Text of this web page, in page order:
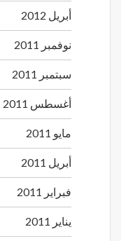
أبريل 2012
نوفمبر 2011
سبتمبر 2011
أغسطس 2011
مايو 2011
أبريل 2011
فبراير 2011
يناير 2011